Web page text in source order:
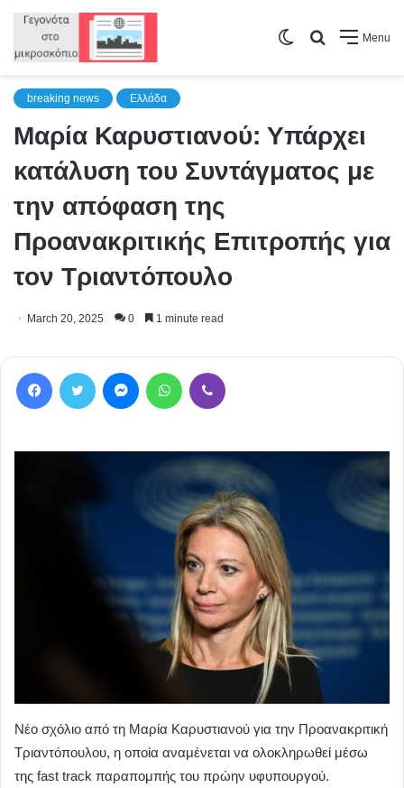
Menu
Search
Switch
breaking news Ελλάδα
Μαρία Καρυστιανού: Υπάρχει
κατάλυση του Συντάγματος με
την απόφαση της
Προανακριτικής Επιτροπής για
τον Τριαντόπουλο
March 20, 2025 0 1 minute read
Facebook Twitter MessengerWhatsApp
Νέο σχόλιο από τη Μαρία Καρυστιανού για την Προανακριτική
Τριαντόπουλου, η οποία αναμένεται να ολοκληρωθεί μέσω
της fast track παραπομπής του πρώην υφυπουργού.